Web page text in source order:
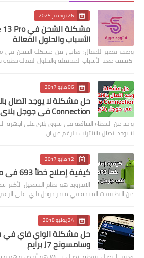
26 نوفمبر 2025
الأسباب والحلول الفعالة
اكتشف معنا الأسباب المحتملة والحلول الفعالة
06 مايو 2017
Connection في جوجل بلاي
واحد من الاخطاء الشائعة في سوق بلاي على اجهزة
لا يوجد اتصال بالانترنت بالرغم من ان ا…
12 مايو 2017
كيفية إصلاح خطأ 693 في متجر جوجل بلاي؟
الاندرويد هو نظام التشغيل الأكثر
من التطبيقات المتاحة في متجر جوجل بلاي. على
24 يوليو 2018
وسامسونج J7 برايم